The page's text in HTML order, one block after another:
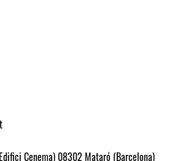
Cenema) 08302 Mataró (Barcelona)